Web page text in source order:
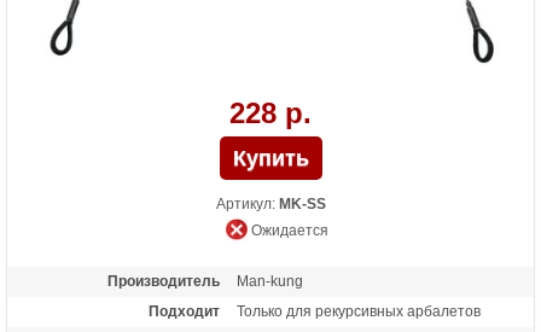
228 р.
Артикул: MK-SS
Ожидается
Производитель
Man-kung
Подходит
Только для рекурсивных арбалетов